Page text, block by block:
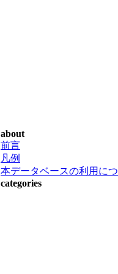
about
前言
凡例
本データベースの利用に
categories